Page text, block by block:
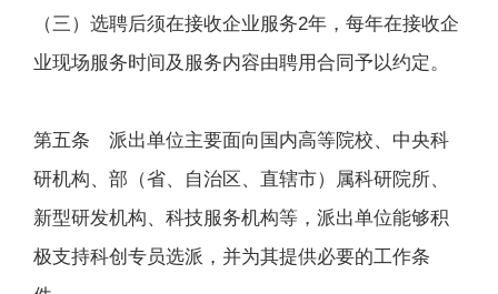
（三）选聘后须在接收企业服务2年，每年在接收企
业现场服务时间及服务内容由聘用合同予以约定。
第五条 派出单位主要面向国内高等院校、中央科
研机构、部（省、自治区、直辖市）属科研院所、
新型研发机构、科技服务机构等，派出单位能够积
极支持科创专员选派，并为其提供必要的工作条